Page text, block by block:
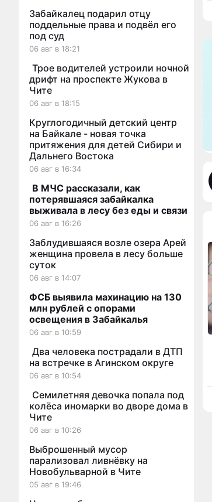
Забайкалец подарил отцу
поддельные права и подвёл его
под суд
06 авг в 18:21
Трое водителей устроили ночной
дрифт на проспекте Жукова в
Чите
06 авг в 18:15
Круглогодичный детский центр
на Байкале - новая точка
притяжения для детей Сибири и
Дальнего Востока
06 авг в 16:34
В МЧС рассказали, как
потерявшаяся забайкалка
выживала в лесу без еды и связи
06 авг в 16:26
Заблудившаяся возле озера Арей
женщина провела в лесу больше
суток
06 авг в 14:07
ФСБ выявила махинацию на 130
млн рублей с опорами
освещения в Забайкалья
06 авг в 10:59
Два человека пострадали в ДТП
на встречке в Агинском округе
06 авг в 10:54
Семилетняя девочка попала под
колёса иномарки во дворе дома в
Чите
06 авг в 10:26
Выброшенный мусор
парализовал ливнёвку на
Новобульварной в Чите
05 авг в 19:46